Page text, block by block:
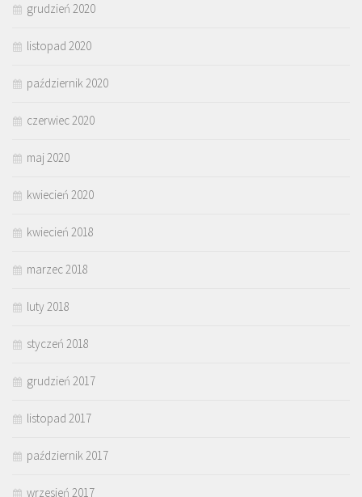
grudzień 2020
listopad 2020
październik 2020
czerwiec 2020
maj 2020
kwiecień 2020
kwiecień 2018
marzec 2018
luty 2018
styczeń 2018
grudzień 2017
listopad 2017
październik 2017
wrzesień 2017